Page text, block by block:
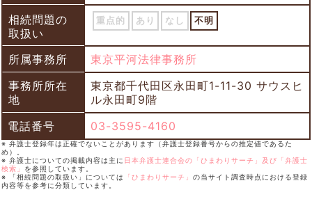
相続問題の
取扱い
重点的 あり なし 不明
所属事務所
東京平河法律事務所
事務所所在
地
東京都千代田区永田町1-11-30 サウスヒ
ル永田町9階
電話番号
03-3595-4160
※ 弁護士登録年は正確でないことがあります（弁護士登録番号からの推定値であるた
め）。
※ 弁護士についての掲載内容は主に 日本弁護士連合会の「ひまわりサーチ」及び「弁護士
検索」 を参照しています。
※ 「相続問題の取扱い」については
「ひまわりサーチ」 の当サイト調査時点における登録
内容等を参考に分類しています。